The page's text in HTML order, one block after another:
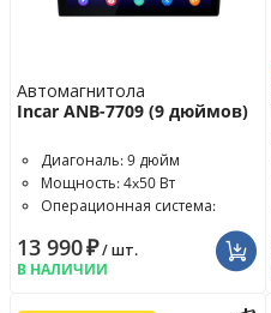
Автомагнитола
Incar ANB-7709 (9 дюймов)
Диагональ: 9 дюйм
Мощность: 4x50 Вт
Операционная система:
13 990₽/ шт.
В НАЛИЧИИ